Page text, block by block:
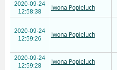
2020-09-24
12:58:38
Iwona Popieluch
2020-09-24
12:59:26
Iwona Popieluch
2020-09-24
12:59:28
Iwona Popieluch